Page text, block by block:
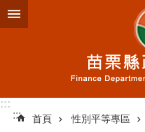
跳到主要內容區塊
:::
:::
首頁 性別平等專區